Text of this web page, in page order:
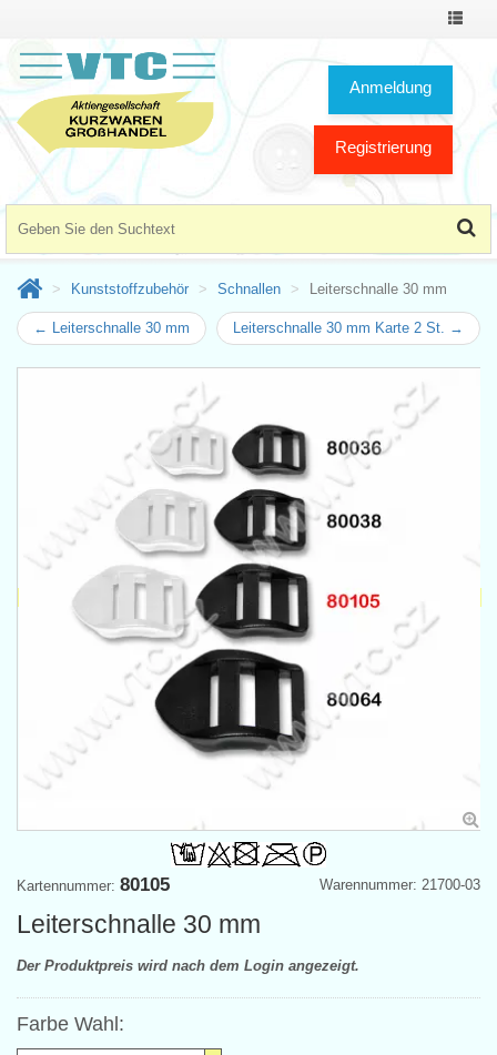
Toggle
Anmeldung
Registrierung
Kunststoffzubehör Schnallen Leiterschnalle 30 mm
← Leiterschnalle 30 mm Leiterschnalle 30 mm Karte 2 St. →
Warennummer: 21700-03
Kartennummer: 80105
Leiterschnalle 30 mm
Der Produktpreis wird nach dem Login angezeigt.
Farbe Wahl: